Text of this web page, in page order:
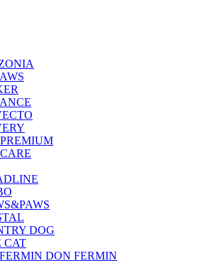
DOG
CAT
DON FERMIN